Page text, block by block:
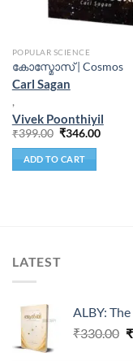
POPULAR SCIENCE
കോസ്മോസ് | Cosmos
Carl Sagan
,
Vivek Poonthiyil
₹399.00 ₹346.00
ADD TO CART
LATEST
ALBY:
₹330.00 ₹